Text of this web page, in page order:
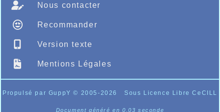
Nous contacter
Recommander
Version texte
Mentions Légales
Propulsé par GuppY© 2005-2026 Sous Licence Libre CeCILL
Document généré en 0.03 seconde